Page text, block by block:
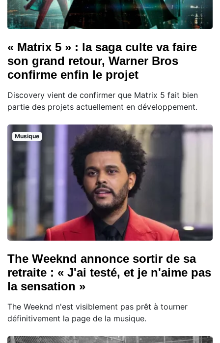
« Matrix 5 » : la saga culte va faire
son grand retour, Warner Bros
confirme enfin le projet
Discovery vient de confirmer que Matrix 5 fait bien
partie des projets actuellement en développement.
Musique
The Weeknd annonce sortir de sa
retraite : « J'ai testé, et je n'aime pas
la sensation »
The Weeknd n'est visiblement pas prêt à tourner
définitivement la page de la musique.